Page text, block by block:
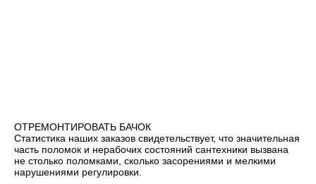
ОТРЕМОНТИРОВАТЬ БАЧОК
Статистика наших заказов свидетельствует, что значительная
часть поломок и нерабочих состояний сантехники вызвана
не столько поломками, сколько засорениями и мелкими
нарушениями регулировки.